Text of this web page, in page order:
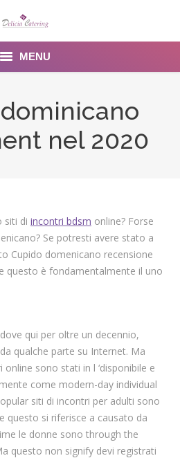
MENU
nel 2020
siti di incontri bdsm online? Forse
Se potresti avere stato a
Cupido domenicano recensione
questo è fondamentalmente il uno
qui per oltre un decennio,
qualche parte su Internet. Ma
sono stati in l ‘disponibile e
come modern-day individual
siti di incontri per adulti sono
questo si riferisce a causato da
le donne sono through the
questo non signify devi registrati